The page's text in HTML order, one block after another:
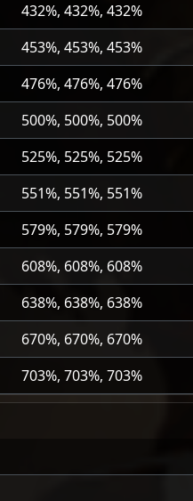
432%, 432%, 432%
453%, 453%, 453%
476%, 476%, 476%
500%, 500%, 500%
525%, 525%, 525%
551%, 551%, 551%
579%, 579%, 579%
608%, 608%, 608%
638%, 638%, 638%
670%, 670%, 670%
703%, 703%, 703%